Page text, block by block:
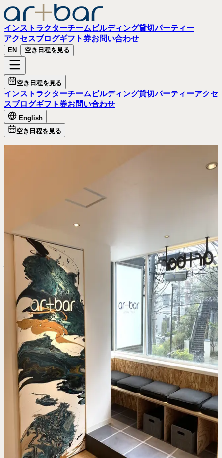
インストラクターチームビルディング貸切パーティー
アクセスブログギフト券お問い​合わせ
EN 空き日程を​見る
空き日程を​見る
インストラクターチームビルディング貸切パーティーアクセ
スブログギフト券お問い​合わせ
English
空き日程を​見る
キャットストリート原宿
Artbar キャットストリート原宿へのアクセス、住所、
最寄り駅案内。Artbarのペイント＆
シップ体験を予約できます。
住所
〒150-0001 東京都渋谷区神宮前5-30-2 Takaraビル 201
アクセス
渋谷駅 徒歩7分 | 明治神宮前駅 徒歩5分
スケジュールを見るGoogle Map
このスタジオで予約する
Artbar
キャットストリート原宿の今後1週間の
クラス
このスタジオで現在予約できるクラスをご覧ください。